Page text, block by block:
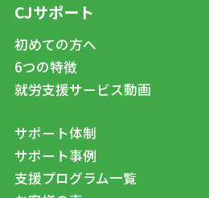
CJサポート
初めての方へ
6つの特徴
就労支援サービス動画
サポート体制
サポート事例
支援プログラム一覧